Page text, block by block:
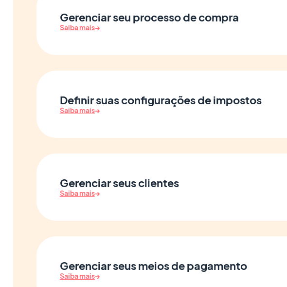
Gerenciar seu processo de compra
Saiba mais→
Definir suas configurações de impostos
Saiba mais→
Gerenciar seus clientes
Saiba mais→
Gerenciar seus meios de pagamento
Saiba mais→